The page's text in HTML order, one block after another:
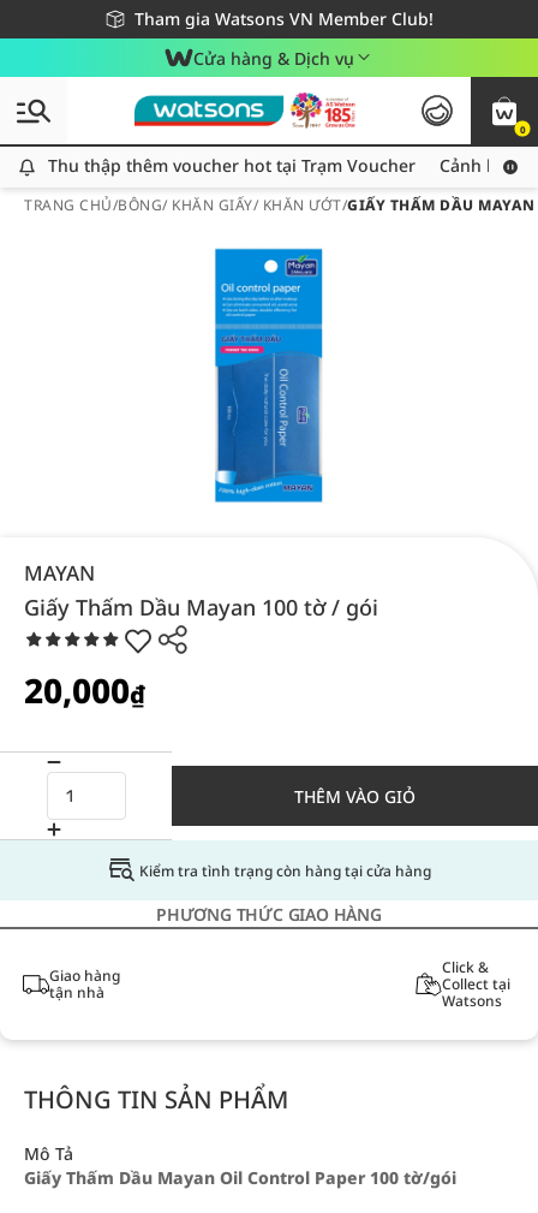
Tham gia Watsons VN Member Club!
Miễn phí giao hàng cho đơn hàng từ 249,000Đ
Giao hàng nhanh 24h - Áp dụng khu vực TP. Hồ Chí Minh
Cửa hàng & Dịch vụ
0
Thu thập thêm voucher hot tại Trạm Voucher
Thu thập thêm voucher hot tại Trạm Voucher Cảnh báo
TRANG CHỦ/BÔNG/ KHĂN GIẤY/ KHĂN ƯỚT/GIẤY THẤM DẦU
MAYAN
Giấy Thấm Dầu Mayan 100 tờ / gói
20,000₫
THÊM VÀO GIỎ
Kiểm tra tình trạng còn hàng tại cửa hàng
PHƯƠNG THỨC GIAO HÀNG
Giao hàng
tận nhà
Click &
Collect tại
Watsons
THÔNG TIN SẢN PHẨM
Mô Tả
Giấy Thấm Dầu Mayan Oil Control Paper 100 tờ/gói